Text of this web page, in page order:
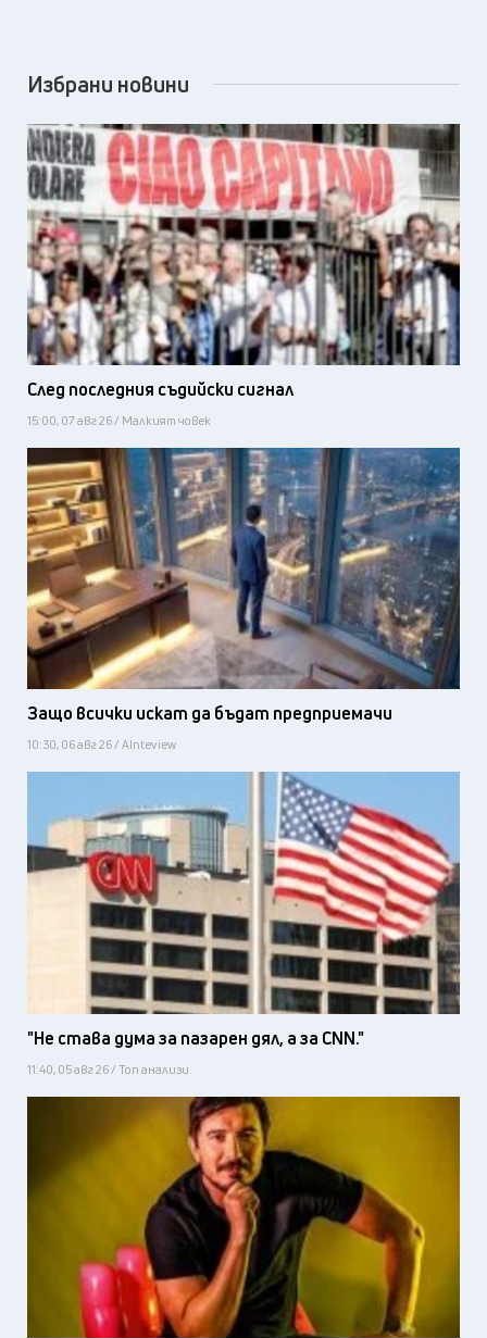
Избрани новини
След последния съдийски сигнал
15:00, 07 авг 26 / Малкият човек
Защо всички искат да бъдат предприемачи
10:30, 06 авг 26 / AInteview
"Не става дума за пазарен дял, а за CNN."
11:40, 05 авг 26 / Топ анализи